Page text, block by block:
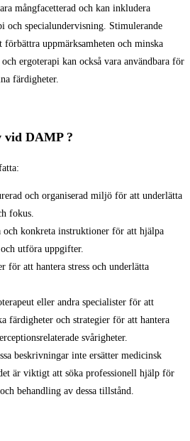
mångfacetterad och kan inkludera
specialundervisning. Stimulerande
förbättra uppmärksamheten och minska
ergoterapi kan också vara användbara för
färdigheter.
vid DAMP ?
och organiserad miljö för att underlätta
fokus.
och konkreta instruktioner för att hjälpa
utföra uppgifter.
för att hantera stress och underlätta
eller andra specialister för att
färdigheter och strategier för att hantera
svårigheter.
beskrivningar inte ersätter medicinsk
är viktigt att söka professionell hjälp för
behandling av dessa tillstånd.